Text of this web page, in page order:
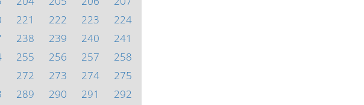
221 222 223
224
238 239 240
241
255 256 257
258
272 273 274
275
289 290 291 292